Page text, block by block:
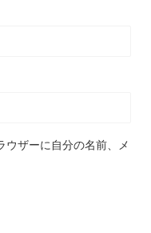
ウザーに自分の名前、メ